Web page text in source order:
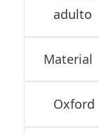
adulto
Material
Oxford